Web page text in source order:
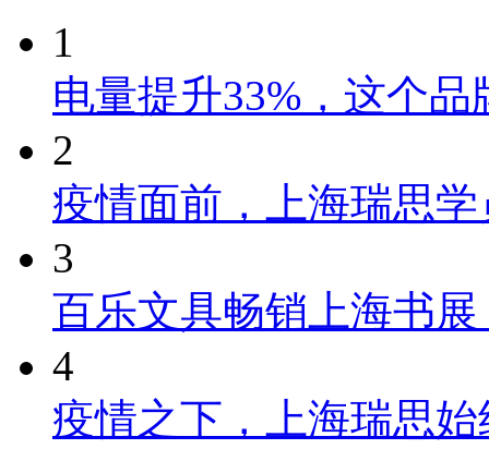
1
电量提升33%，这个
2
疫情面前，上海瑞思
3
百乐文具畅销上海书
4
疫情之下，上海瑞思